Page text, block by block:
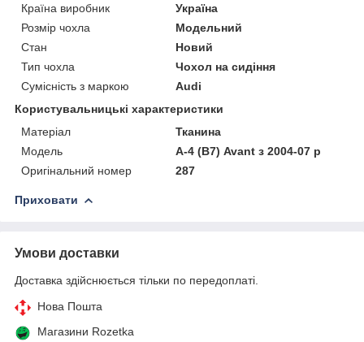
Країна виробник
Україна
Розмір чохла
Модельний
Стан
Новий
Тип чохла
Чохол на сидіння
Сумісність з маркою
Audi
Користувальницькі характеристики
Матеріал
Тканина
Модель
А-4 (B7) Avant з 2004-07 р
Оригінальний номер
287
Приховати
Умови доставки
Доставка здійснюється тільки по передоплаті.
Нова Пошта
Магазини Rozetka